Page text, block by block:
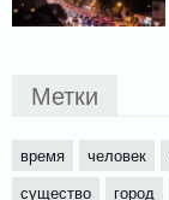
Метки
время человек
существо
город